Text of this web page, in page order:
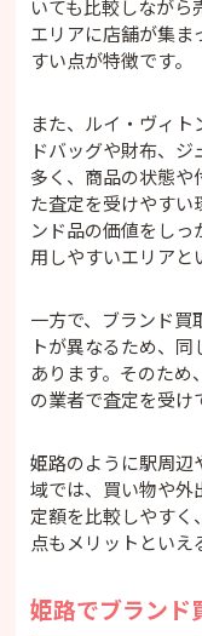
いても比較しながら
エリアに店舗が集ま
すい点が特徴です。
また、ルイ・ヴィ
ドバッグや財布、
多く、商品の状態や
た査定を受けやすい
ンド品の価値をしっ
用しやすいエリアと
一方で、ブランド買
トが異なるため、
あります。そのた
の業者で査定を受け
姫路のように駅周辺
域では、買い物や外
定額を比較しやすく
点もメリットといえ
姫路でブランド